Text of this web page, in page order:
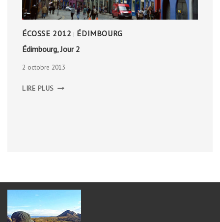
ÉCOSSE 2012 | ÉDIMBOURG
Édimbourg, Jour 2
2 octobre 2013
LIRE PLUS JOUR